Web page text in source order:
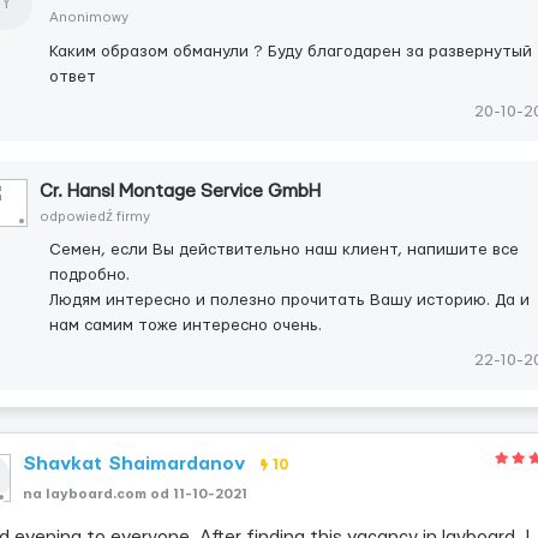
Anonimowy
Каким образом обманули ? Буду благодарен за развернутый
ответ
20-10-
Cr. Hansl Montage Service GmbH
odpowiedź firmy
Семен, если Вы действительно наш клиент, напишите все
подробно.
Людям интересно и полезно прочитать Вашу историю. Да и
нам самим тоже интересно очень.
22-10-
Shavkat Shaimardanov 10
na layboard.com od 11-10-2021